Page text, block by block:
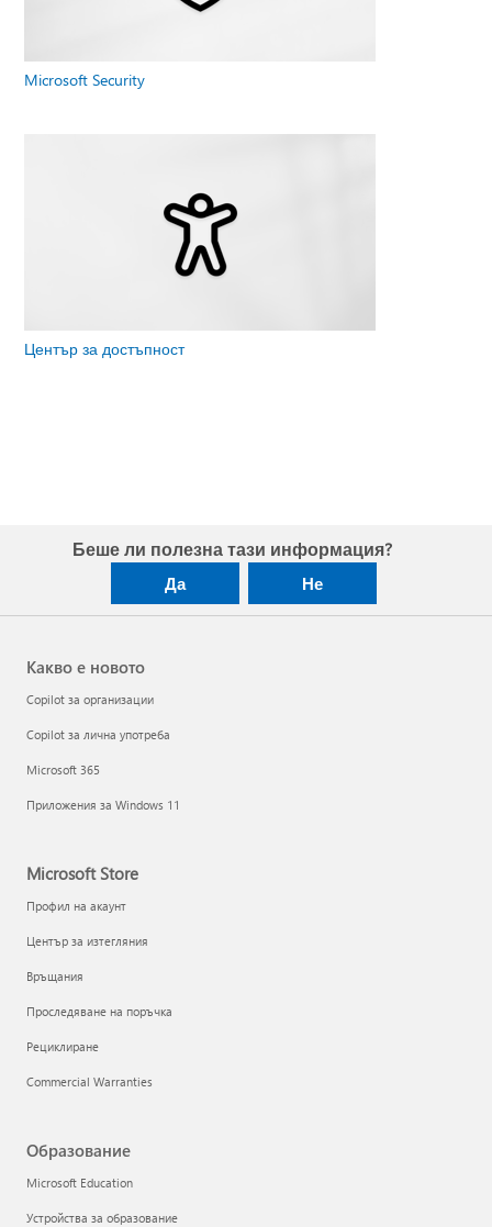
Microsoft Security
Център за достъпност
Беше ли полезна тази информация?
Да Не
Какво е новото
Copilot за организации
Copilot за лична употреба
Microsoft 365
Приложения за Windows 11
Microsoft Store
Профил на акаунт
Център за изтегляния
Връщания
Проследяване на поръчка
Рециклиране
Commercial Warranties
Образование
Microsoft Education
Устройства за образование